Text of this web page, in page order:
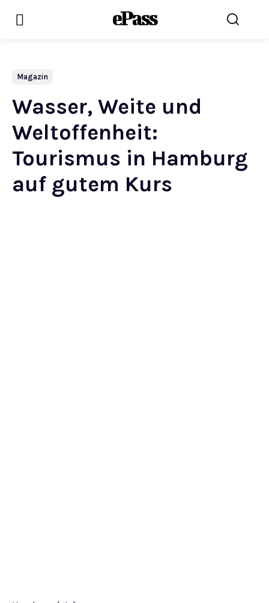
ePass
Magazin
Wasser, Weite und
Weltoffenheit:
Tourismus in Hamburg
auf gutem Kurs